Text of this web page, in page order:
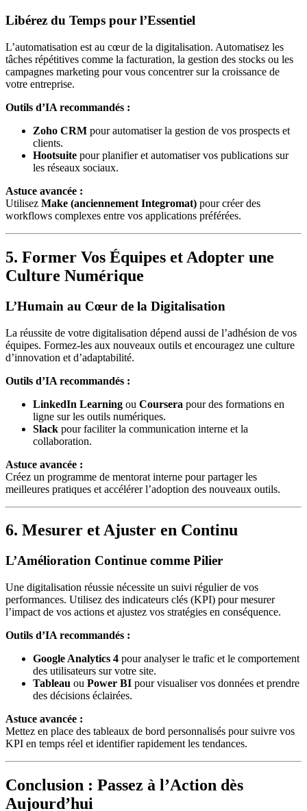
Libérez du Temps pour l’Essentiel
L’automatisation est au cœur de la digitalisation. Automatisez les
tâches répétitives comme la facturation, la gestion des stocks ou les
campagnes marketing pour vous concentrer sur la croissance de
votre entreprise.
Outils d’IA recommandés :
Zoho CRM pour automatiser la gestion de vos prospects et
clients.
Hootsuite pour planifier et automatiser vos publications sur
les réseaux sociaux.
Astuce avancée :
Utilisez Make (anciennement Integromat) pour créer des
workflows complexes entre vos applications préférées.
5. Former Vos Équipes et Adopter une
Culture Numérique
L’Humain au Cœur de la Digitalisation
La réussite de votre digitalisation dépend aussi de l’adhésion de vos
équipes. Formez-les aux nouveaux outils et encouragez une culture
d’innovation et d’adaptabilité.
Outils d’IA recommandés :
LinkedIn Learning ou Coursera pour des formations en
ligne sur les outils numériques.
Slack pour faciliter la communication interne et la
collaboration.
Astuce avancée :
Créez un programme de mentorat interne pour partager les
meilleures pratiques et accélérer l’adoption des nouveaux outils.
6. Mesurer et Ajuster en Continu
L’Amélioration Continue comme Pilier
Une digitalisation réussie nécessite un suivi régulier de vos
performances. Utilisez des indicateurs clés (KPI) pour mesurer
l’impact de vos actions et ajustez vos stratégies en conséquence.
Outils d’IA recommandés :
Google Analytics 4 pour analyser le trafic et le comportement
des utilisateurs sur votre site.
Tableau ou Power BI pour visualiser vos données et prendre
des décisions éclairées.
Astuce avancée :
Mettez en place des tableaux de bord personnalisés pour suivre vos
KPI en temps réel et identifier rapidement les tendances.
Conclusion : Passez à l’Action dès
Aujourd’hui